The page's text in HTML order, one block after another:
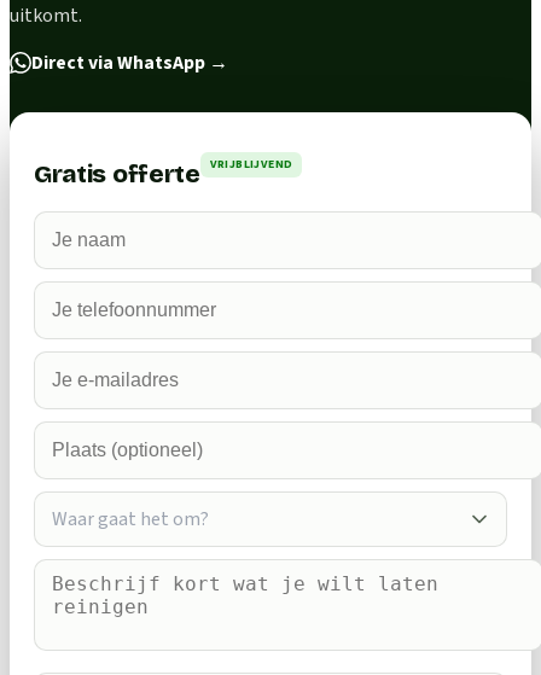
uitkomt.
Direct via WhatsApp →
Gratis offerte VRIJBLIJVEND
Waar gaat het om?